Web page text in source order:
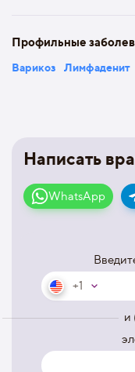
Написать
WhatsApp
+1
и
Профильные
Варикоз Лимфаденит